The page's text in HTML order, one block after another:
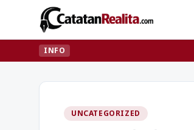
INFO
UNCATEGORIZED